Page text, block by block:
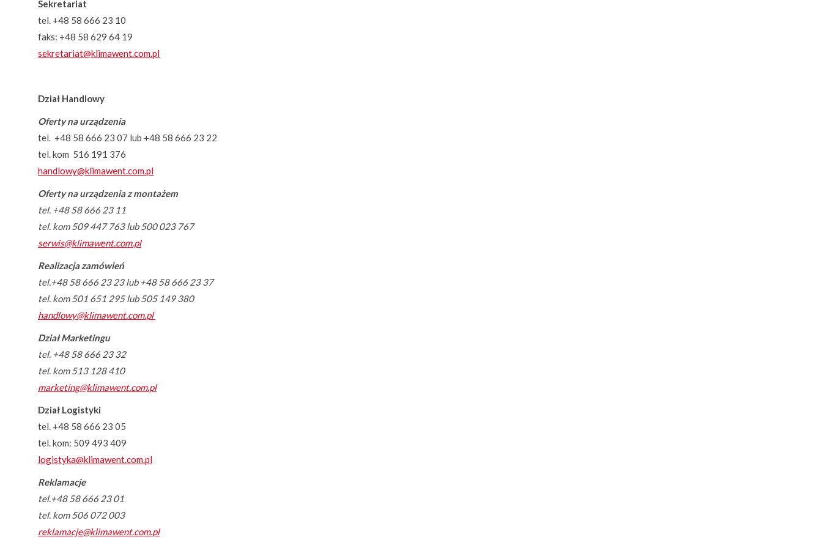
Sekretariat
tel. +48 58 666 23 10
faks: +48 58 629 64 19
sekretariat@klimawent.com.pl
Dział Handlowy
Oferty na urządzenia
tel. +48 58 666 23 07 lub +48 58 666 23 22
tel. kom 516 191 376
handlowy@klimawent.com.pl
Oferty na urządzenia z montażem
tel. +48 58 666 23 11
tel. kom 509 447 763 lub 500 023 767
serwis@klimawent.com.pl
Realizacja zamówień
tel.+48 58 666 23 23 lub +48 58 666 23 37
tel. kom 501 651 295 lub 505 149 380
handlowy@klimawent.com.pl
Dział Marketingu
tel. +48 58 666 23 32
tel. kom 513 128 410
marketing@klimawent.com.pl
Dział Logistyki
tel. +48 58 666 23 05
tel. kom: 509 493 409
logistyka@klimawent.com.pl
Reklamacje
tel.+48 58 666 23 01
tel. kom 506 072 003
reklamacje@klimawent.com.pl